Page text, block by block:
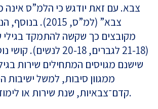
צבא. עם זאת יודגש כי הלמ”ס
צבא” (למ”ס, 2015).
מקובצים כך שקשה להתמקד בגילי
(21-18 לגברים, 20-18
שישנם מגויסים המתחילים שירות
ממגוון סיבות, למשל ישיבות
קדם־צבאיות, שנת שירות או לימודים אקדמיים.